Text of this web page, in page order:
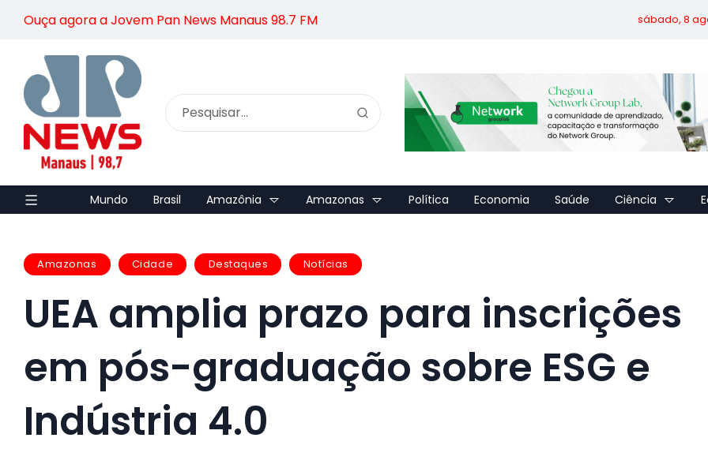
Ouça agora a Jovem Pan News Manaus 98.7 FM sábado, 8
Mundo Brasil Amazônia Amazonas Política Economia Saúde Ciência
Amazonas Cidade Destaques Notícias
UEA amplia prazo para inscrições
em pós-graduação sobre ESG e
Indústria 4.0